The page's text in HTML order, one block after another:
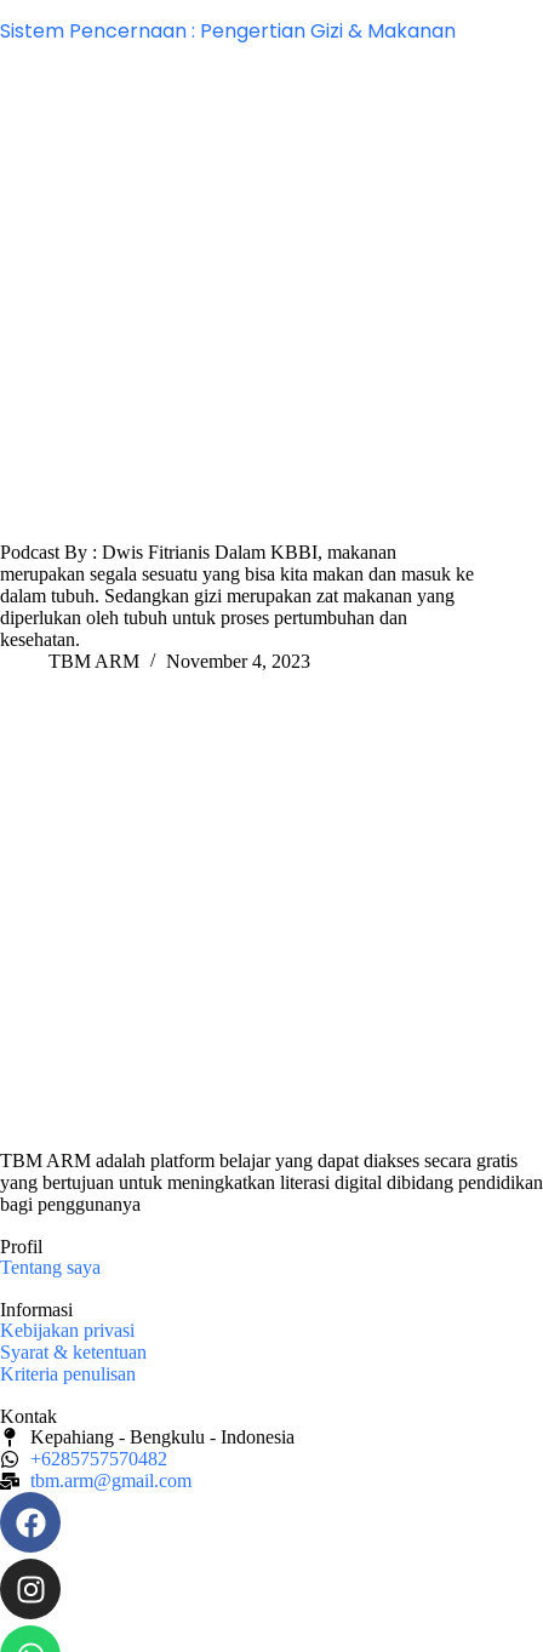
Sistem Pencernaan : Pengertian Gizi & Makanan
Podcast By : Dwis Fitrianis Dalam KBBI, makanan
merupakan segala sesuatu yang bisa kita makan dan masuk ke
dalam tubuh. Sedangkan gizi merupakan zat makanan yang
diperlukan oleh tubuh untuk proses pertumbuhan dan
kesehatan.
TBM ARM
November 4, 2023
TBM ARM adalah platform belajar yang dapat diakses secara gratis
yang bertujuan untuk meningkatkan literasi digital dibidang pendidikan
bagi penggunanya
Profil
Tentang saya
Informasi
Kebijakan privasi
Syarat & ketentuan
Kriteria penulisan
Kontak
Kepahiang - Bengkulu - Indonesia
+6285757570482
tbm.arm@gmail.com